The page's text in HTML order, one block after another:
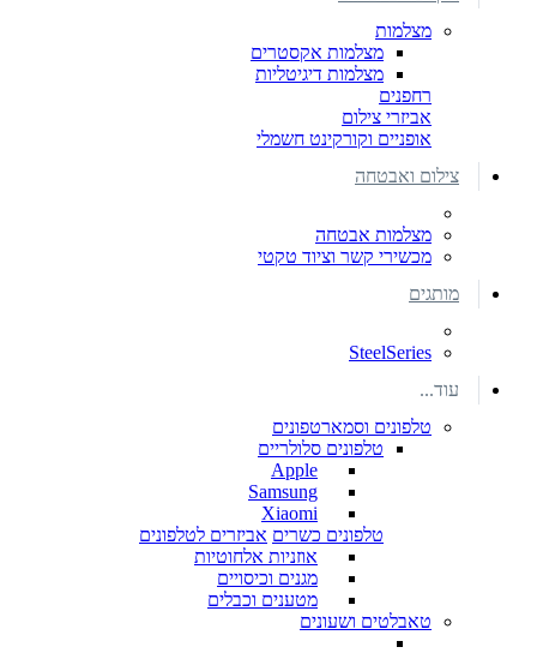
מצלמות
מצלמות אקסטרים
מצלמות דיגיטליות
רחפנים
אביזרי צילום
אופניים וקורקינט חשמלי
צילום ואבטחה
מצלמות אבטחה
מכשירי קשר וציוד טקטי
מותגים
SteelSeries
עוד...
טלפונים וסמארטפונים
טלפונים סלולריים
Apple
Samsung
Xiaomi
טלפונים כשרים אביזרים לטלפונים
אוזניות אלחוטיות
מגנים וכיסויים
מטענים וכבלים
טאבלטים ושעונים